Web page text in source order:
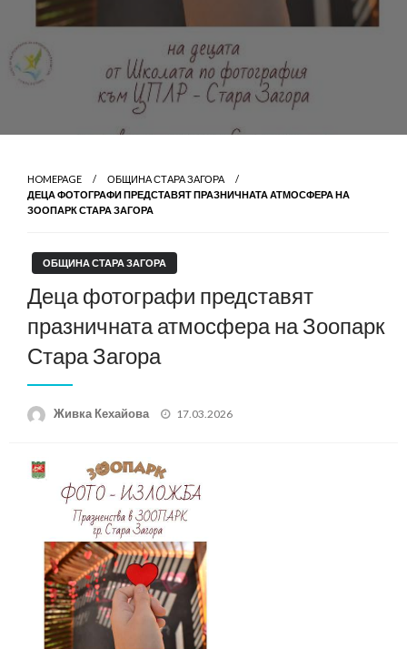
HOMEPAGE
ОБЩИНА СТАРА ЗАГОРА
ДЕЦА ФОТОГРАФИ ПРЕДСТАВЯТ ПРАЗНИЧНАТА АТМОСФЕРА НА
ЗООПАРК СТАРА ЗАГОРА
ОБЩИНА СТАРА ЗАГОРА
Деца фотографи представят
празничната атмосфера на Зоопарк
Стара Загора
Живка Кехайова
Posted
17.03.2026